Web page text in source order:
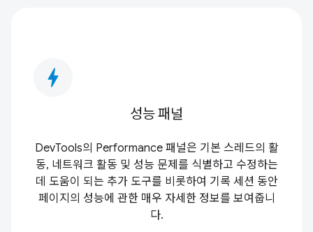
bolt
성능 패널
DevTools의 Performance 패널은 기본 스레드의 활
동, 네트워크 활동 및 성능 문제를 식별하고 수정하는
데 도움이 되는 추가 도구를 비롯하여 기록 세션 동안
페이지의 성능에 관한 매우 자세한 정보를 보여줍니
다.